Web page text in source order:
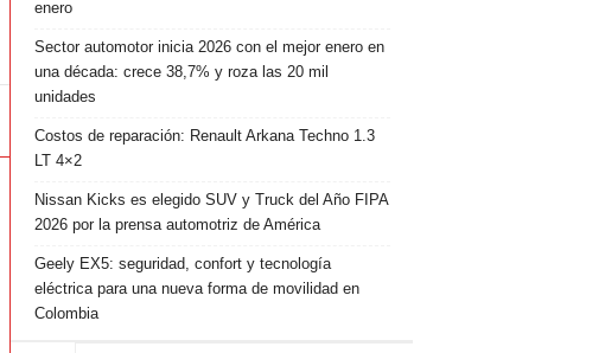
enero
Sector automotor inicia 2026 con el mejor enero en
una década: crece 38,7% y roza las 20 mil
unidades
Costos de reparación: Renault Arkana Techno 1.3
LT 4×2
Nissan Kicks es elegido SUV y Truck del Año FIPA
2026 por la prensa automotriz de América
Geely EX5: seguridad, confort y tecnología
eléctrica para una nueva forma de movilidad en
Colombia